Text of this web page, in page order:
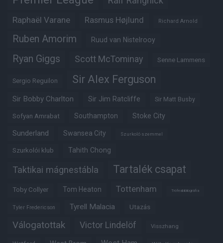
Raphaël Varane Rasmus Højlund Richard Arnold
Ruben Amorim Ruud van Nistelrooy
Ryan Giggs Scott McTominay Senne Lammens
Sergio Reguilon Sir Alex Ferguson
Sir Bobby Charlton Sir Jim Ratcliffe Sir Matt Busby
Sofyan Amrabat Southampton Stoke City
Sunderland Swansea City Szurkoló szemmel
Szurkolói klub Tahith Chong
Taktikai mágnestábla Tartalék csapat
Toby Collyer Tom Heaton Tottenham Trófeabibliográfia
Tyler Fredericson Tyrell Malacia Utazás
Válogatottak Victor Lindelöf Visszhang